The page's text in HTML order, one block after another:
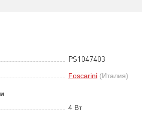
PS1047403
Foscarini (Италия)
4 Вт